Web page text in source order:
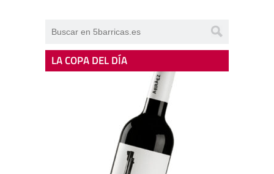
LA COPA DEL DÍA